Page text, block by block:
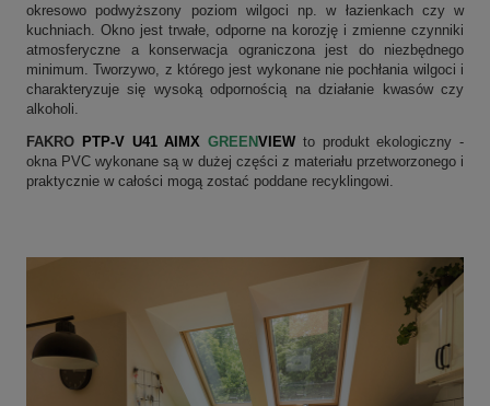
okresowo podwyższony poziom wilgoci np. w łazienkach czy w
kuchniach. Okno jest trwałe, odporne na korozję i zmienne czynniki
atmosferyczne a konserwacja ograniczona jest do niezbędnego
minimum. Tworzywo, z którego jest wykonane nie pochłania wilgoci i
charakteryzuje się wysoką odpornością na działanie kwasów czy
alkoholi.
FAKRO PTP-V U41 AIMX GREENVIEW to produkt ekologiczny -
okna PVC wykonane są w dużej części z materiału przetworzonego i
praktycznie w całości mogą zostać poddane recyklingowi.